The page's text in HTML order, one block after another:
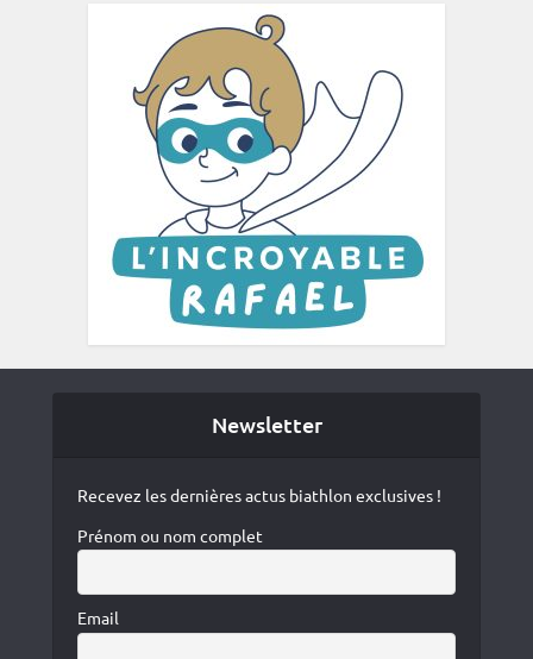
Newsletter
Recevez les dernières actus biathlon exclusives !
Prénom ou nom complet
Email